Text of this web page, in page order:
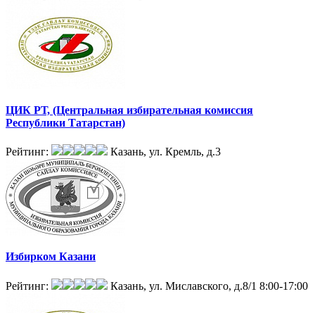
ЦИК РТ, (Центральная избирательная комиссия
Республики Татарстан)
Рейтинг: Казань, ул. Кремль, д.3
Избирком Казани
Рейтинг: Казань, ул. Миславского, д.8/1 8:00-17:00